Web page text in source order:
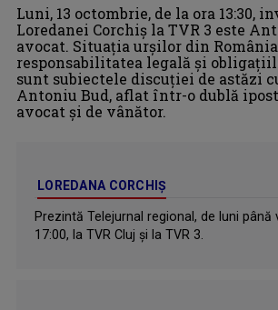
Luni, 13 octombrie, de la ora 13:30,
Loredanei Corchiş la TVR 3 este
avocat. Situația urșilor din
responsabilitatea legală și
sunt subiectele discuției de astăzi
Antoniu Bud, aflat într-o dublă
avocat și de vânător.
LOREDANA CORCHIȘ
Prezintă Telejurnal regional, de luni până
17:00, la TVR Cluj și la TVR 3.